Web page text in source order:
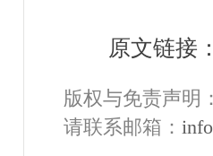
原文链接：
版权与免责声明
请联系邮箱：